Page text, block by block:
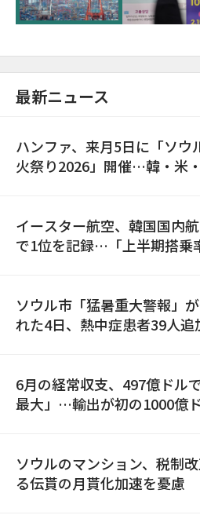
最新ニュース
ハンファ、来月5日に「ソウ
火祭り2026」開催…韓・米
イースター航空、韓国国内
で1位を記録…「上半期搭乗
ソウル市「猛暑重大警報」
れた4日、熱中症患者39人追
6月の経常収支、497億ドル
最大」…輸出が初の1000億
ソウルのマンション、税制
る伝貰の月貰化加速を憂慮